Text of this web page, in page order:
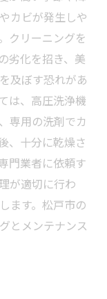
カビが発生しや
クリーニングを
劣化を招き、美
及ぼす恐れがあ
は、高圧洗浄機
専用の洗剤でカ
、十分に乾燥さ
門業者に依頼す
が適切に行わ
ます。松戸市の
とメンテナンス